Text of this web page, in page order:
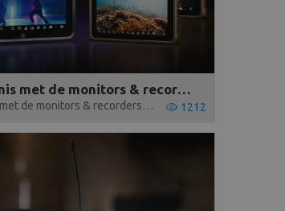
Maak kennis met de monitors & recorders van Atomos
Maak kennis met de monitors & recorders van Atomos 1212